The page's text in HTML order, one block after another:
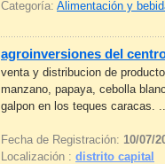
Categoría: Alimentación y
agroinversiones del
venta y distribucion de
manzano, papaya, cebolla
galpon en los teques caracas.
Fecha de Registración: 10/07/
Localización : distrito capital